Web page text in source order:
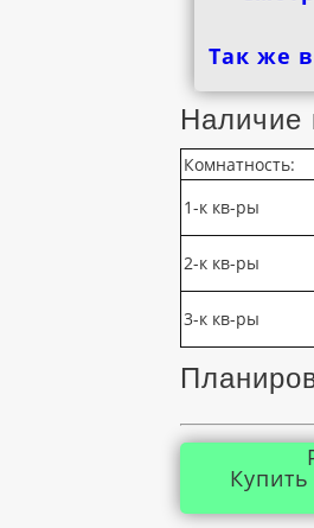
Так же
Наличие
Комнатность:
1-к кв-ры
2-к кв-ры
3-к кв-ры